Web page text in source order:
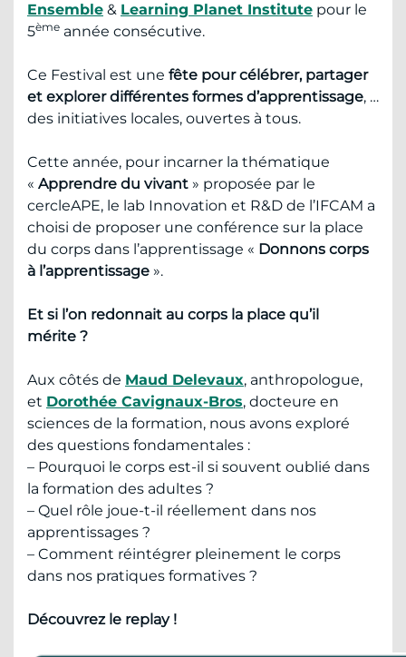
Ensemble & Learning Planet Institute pour le
5ème année consécutive.
Ce Festival est une fête pour célébrer, partager
et explorer différentes formes d’apprentissage, …
des initiatives locales, ouvertes à tous.
Cette année, pour incarner la thématique
« Apprendre du vivant » proposée par le
cercleAPE, le lab Innovation et R&D de l’IFCAM a
choisi de proposer une conférence sur la place
du corps dans l’apprentissage « Donnons corps
à l’apprentissage ».
Et si l’on redonnait au corps la place qu’il
mérite ?
Aux côtés de Maud Delevaux, anthropologue,
et Dorothée Cavignaux-Bros, docteure en
sciences de la formation, nous avons exploré
des questions fondamentales :
– Pourquoi le corps est-il si souvent oublié dans
la formation des adultes ?
– Quel rôle joue-t-il réellement dans nos
apprentissages ?
– Comment réintégrer pleinement le corps
dans nos pratiques formatives ?
Découvrez le replay !